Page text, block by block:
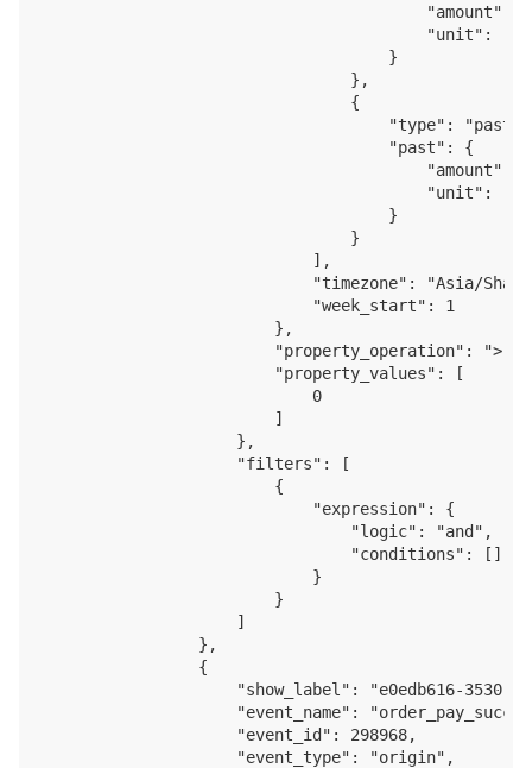
"amount":
"unit":
                                    }
                                },
                                {
                                    "type": "past",
                                    "past": {
"amount":
"unit":
                                    }
                                }
                            ],
"timezone": "Asia/
                            "week_start": 1
                        },
                        "property_operation": ">",
                        "property_values": [
                            0
                        ]
                    },
                    "filters": [
                        {
                            "expression": {
                                "logic": "and",
                                "conditions": []
                            }
                        }
                    ]
                },
                {
"show_label": "e0edb616-3530-
"event_name":
                    "event_id": 298968,
                    "event_type": "origin",